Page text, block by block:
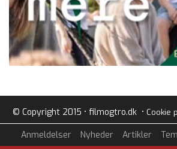
© Copyright 2015 • filmogtro.dk • Cookie
Anmeldelser Nyheder Artikler